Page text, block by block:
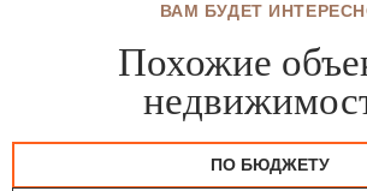
ВАМ БУДЕТ
Похожие
ПО БЮДЖЕТУ